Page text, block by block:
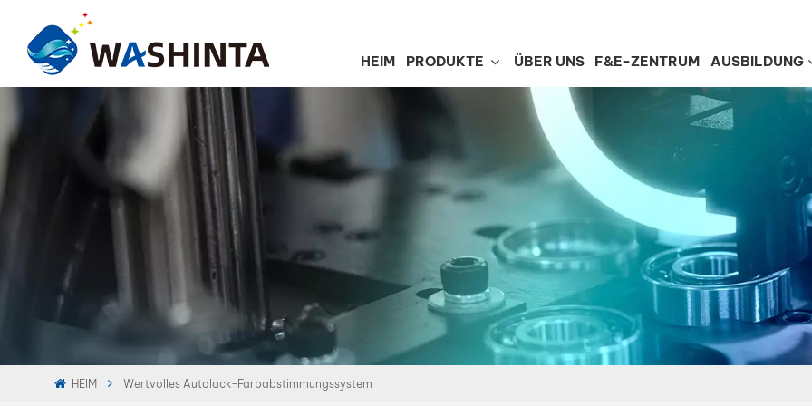
HEIM PRODUKTE ÜBER UNS F&E-ZENTRUM AUSBILDUNG
HEIM Wertvolles Autolack-Farbabstimmungssystem